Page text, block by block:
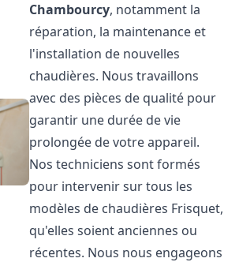
Chambourcy, notamment la
réparation, la maintenance et
l'installation de nouvelles
chaudières. Nous travaillons
avec des pièces de qualité pour
garantir une durée de vie
prolongée de votre appareil.
Nos techniciens sont formés
pour intervenir sur tous les
modèles de chaudières Frisquet,
qu'elles soient anciennes ou
récentes. Nous nous engageons